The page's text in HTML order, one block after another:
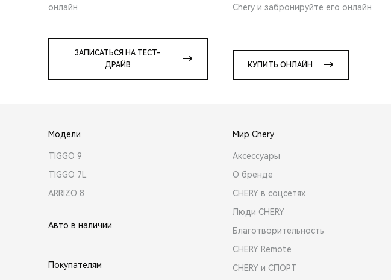
онлайн
ЗАПИСАТЬСЯ НА ТЕСТ-
ДРАЙВ
Chery и забронируйте его онлайн
КУПИТЬ ОНЛАЙН
Модели
TIGGO 9
TIGGO 7L
ARRIZO 8
Авто в наличии
Покупателям
Мир Chery
Аксессуары
О бренде
CHERY в соцсетях
Люди CHERY
Благотворительность
CHERY Remote
CHERY и СПОРТ